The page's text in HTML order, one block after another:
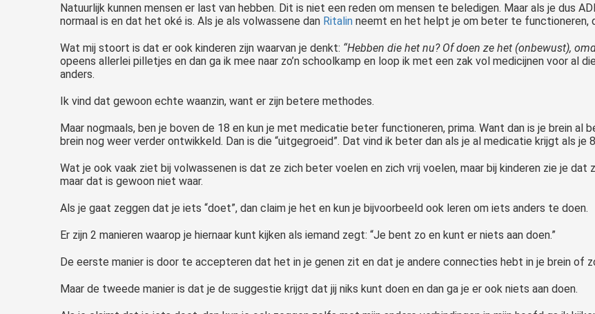
Natuurlijk kunnen mensen er last van hebben. Dit is niet een reden om mensen te beledigen. Maar als je dus
normaal is en dat het oké is. Als je als volwassene dan Ritalin neemt en het helpt je om beter te functioneren,
Wat mij stoort is dat er ook kinderen zijn waarvan je denkt: “Hebben die het nu? Of doen ze het (onbewust),
opeens allerlei pilletjes en dan ga ik mee naar zo’n schoolkamp en loop ik met een zak vol medicijnen voor al
anders.
Ik vind dat gewoon echte waanzin, want er zijn betere methodes.
Maar nogmaals, ben je boven de 18 en kun je met medicatie beter functioneren, prima. Want dan is je brein
brein nog weer verder ontwikkeld. Dan is die “uitgegroeid”. Dat vind ik beter dan als je al medicatie krijgt als je
Wat je ook vaak ziet bij volwassenen is dat ze zich beter voelen en zich vrij voelen, maar bij kinderen zie je dat
maar dat is gewoon niet waar.
Als je gaat zeggen dat je iets “doet”, dan claim je het en kun je bijvoorbeeld ook leren om iets anders te doen.
Er zijn 2 manieren waarop je hiernaar kunt kijken als iemand zegt: “Je bent zo en kunt er niets aan doen.”
De eerste manier is door te accepteren dat het in je genen zit en dat je andere connecties hebt in je brein of
Maar de tweede manier is dat je de suggestie krijgt dat jij niks kunt doen en dan ga je er ook niets aan doen.